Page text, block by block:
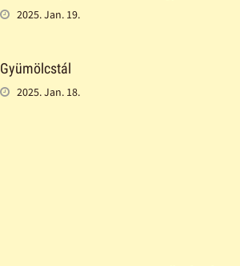
2025. Jan. 19.
Gyümölcstál
2025. Jan. 18.